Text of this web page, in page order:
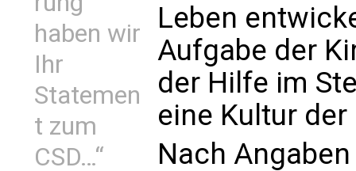
haben wir
Ihr
Statemen
t zum
CSD…“
Leben
Aufgabe der
der Hilfe im
eine Kultur
Nach